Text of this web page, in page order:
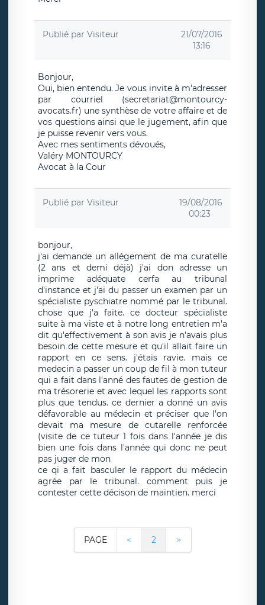
Publié par Visiteur
21/07/2016
13:16
Bonjour,
Oui, bien entendu. Je vous invite à m'adresser
par courriel (secretariat@montourcy-
avocats.fr) une synthèse de votre affaire et de
vos questions ainsi que le jugement, afin que
je puisse revenir vers vous.
Avec mes sentiments dévoués,
Valéry MONTOURCY
Avocat à la Cour
Publié par Visiteur
19/08/2016
00:23
bonjour,
j'ai demande un allégement de ma curatelle
(2 ans et demi déjà) j'ai don adresse un
imprime adéquate cerfa au tribunal
d'instance et j'ai du passer un examen par un
spécialiste pyschiatre nommé par le tribunal.
chose que j'a faite. ce docteur spécialiste
suite à ma viste et à notre long entretien m'a
dit qu'effectivement à son avis je n'avais plus
besoin de cette mesure et qu'il allait faire un
rapport en ce sens. j'étais ravie. mais ce
medecin a passer un coup de fil à mon tuteur
qui a fait dans l'anné des fautes de gestion de
ma trésorerie et avec lequel les rapports sont
plus que tendus. ce dernier a donné un avis
défavorable au médecin et préciser que l'on
devait ma mesure de cutarelle renforcée
(visite de ce tuteur 1 fois dans l'année je dis
bien une fois dans l'année qui donc ne peut
pas juger de mon
ce qi a fait basculer le rapport du médecin
agrée par le tribunal. comment puis je
contester cette décison de maintien. merci
PAGE < 2 >